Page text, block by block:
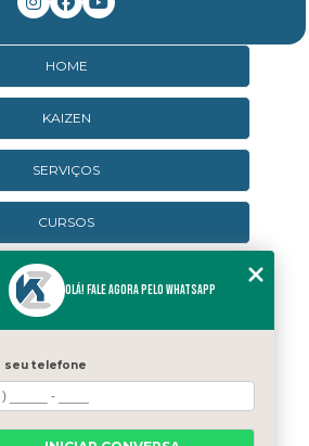
HOME
KAIZEN
SERVIÇOS
CURSOS
CURSOS ONLINE
AGENDA
CONTATO
CATEGORIAS
Olá! Fale agora pelo WhatsApp
seu telefone